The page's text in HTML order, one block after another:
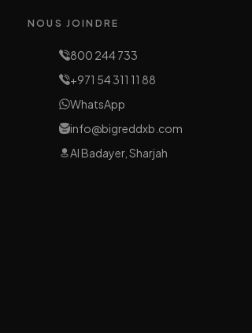
NOUS JOINDRE
800 244 733
+971 54 311 11 88
WhatsApp
info@bigreddxb.com
Al Badayer, Sharjah